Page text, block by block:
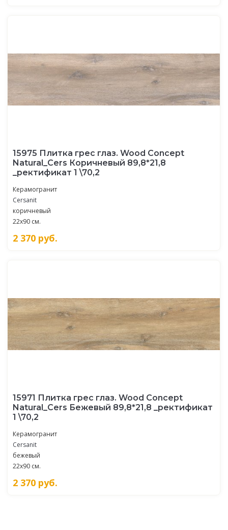
15975 Плитка грес глаз. Wood Concept
Natural_Cers Коричневый 89,8*21,8
_ректификат 1 \70,2
Керамогранит
Cersanit
коричневый
22x90 см.
2 370 руб.
15971 Плитка грес глаз. Wood Concept
Natural_Cers Бежевый 89,8*21,8 _ректификат
1 \70,2
Керамогранит
Cersanit
бежевый
22x90 см.
2 370 руб.